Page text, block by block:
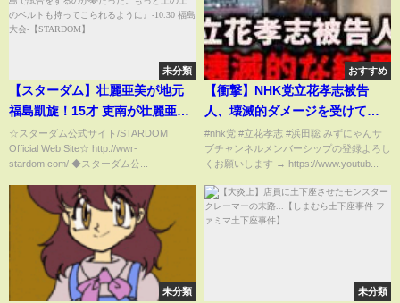
未分類
【スターダム】壮麗亜美が地元
福島凱旋！15才 吏南が壮麗亜美
をババア認定『ずっと福島で試
合をするのが夢だった。もっと
上の上のベルトも持ってこられ
るように』-10.30 福島大会-
【STARDOM】
☆スターダム公式サイト/STARDOM
Official Web Site☆ http://wwr-
stardom.com/ ◆スターダム公...
おすすめ
【衝撃】NHK党立花孝志被告
人、壊滅的ダメージを受けてい
た…ボロボロです #nhk党 #立花
孝志 #浜田聡
#nhk党 #立花孝志 #浜田聡 みずにゃんサ
ブチャンネルメンバーシップの登録よろし
くお願いします → https://www.youtub...
未分類 未分類